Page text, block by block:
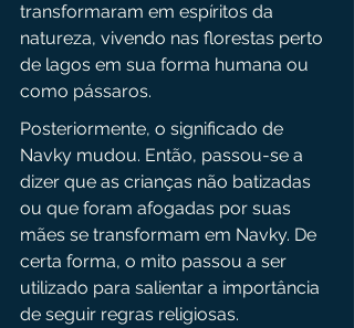
transformaram em espíritos da
natureza, vivendo nas florestas perto
de lagos em sua forma humana ou
como pássaros.
Posteriormente, o significado de
Navky mudou. Então, passou-se a
dizer que as crianças não batizadas
ou que foram afogadas por suas
mães se transformam em Navky. De
certa forma, o mito passou a ser
utilizado para salientar a importância
de seguir regras religiosas.